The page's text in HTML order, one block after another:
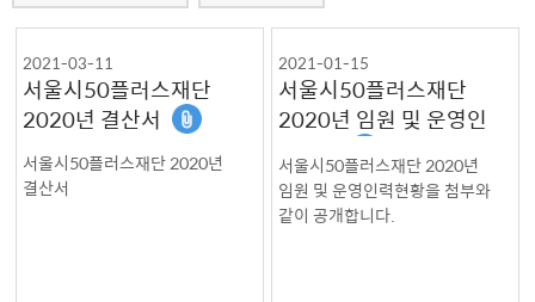
2021-03-11
서울시50플러스재단
2020년 결산서
서울시50플러스재단 2020년
결산서
2021-01-15
서울시50플러스재단
2020년 임원 및 운영인
서울시50플러스재단 2020년
임원 및 운영인력현황을 첨부와
같이 공개합니다.